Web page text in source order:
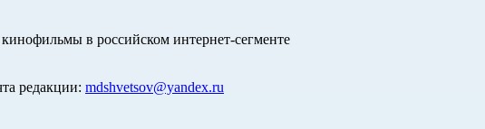
в российском интернет-сегменте
редакции: mdshvetsov@yandex.ru